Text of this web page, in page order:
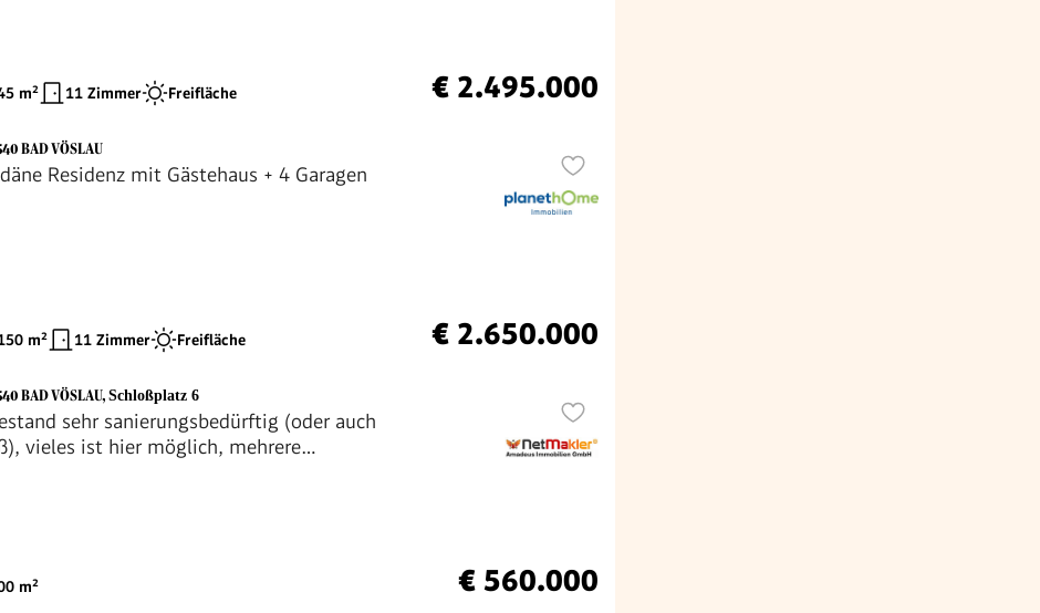
m² 11 Zimmer Freifläche € 2.495.000
BAD VÖSLAU
Residenz mit Gästehaus + 4 Garagen
m² 11 Zimmer Freifläche € 2.650.000
BAD VÖSLAU, Schloßplatz 6
sehr sanierungsbedürftig (oder auch
vieles ist hier möglich, mehrere
m² € 560.000